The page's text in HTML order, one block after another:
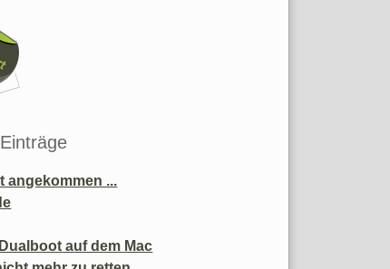
angekommen ...
auf dem Mac